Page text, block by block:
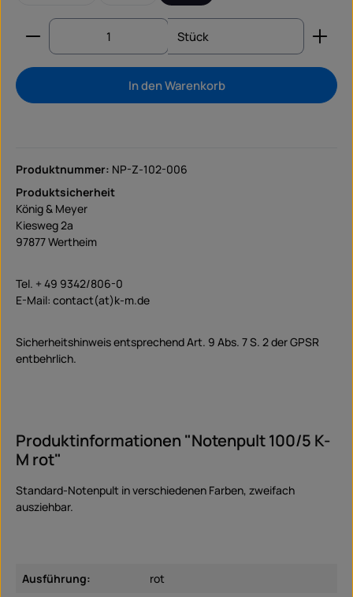
Produkt Anzahl: Gib den gewünschten Wert
Stück
In den Warenkorb
Produktnummer: NP-Z-102-006
Produktsicherheit
König & Meyer
Kiesweg 2a
97877 Wertheim
Tel. + 49 9342/806-0
E-Mail: contact(at)k-m.de
Sicherheitshinweis entsprechend Art. 9 Abs. 7 S. 2 der GPSR
entbehrlich.
Produktinformationen "Notenpult 100/5 K-
M rot"
Standard-Notenpult in verschiedenen Farben, zweifach
ausziehbar.
Ausführung: rot